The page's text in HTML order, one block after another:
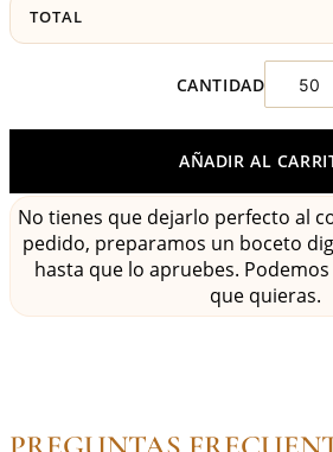
TOTAL
AÑADIR AL
No tienes que dejarlo perfecto al
pedido, preparamos un boceto
hasta que lo apruebes.
que quieras.